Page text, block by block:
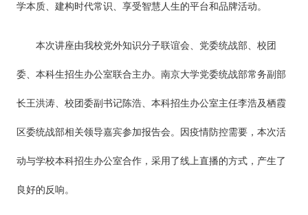
学本质、建构时代常识、享受智慧人生的平台和品牌活动。
本次讲座由我校党外知识分子联谊会、党委统战部、校团
委、本科生招生办公室联合主办。南京大学党委统战部常务副部
长王洪涛、校团委副书记陈浩、本科招生办公室主任李浩及栖霞
区委统战部相关领导嘉宾参加报告会。因疫情防控需要，本次活
动与学校本科招生办公室合作，采用了线上直播的方式，产生了
良好的反响。